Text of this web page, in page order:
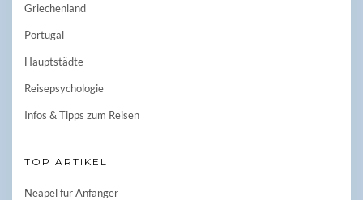
Griechenland
Portugal
Hauptstädte
Reisepsychologie
Infos & Tipps zum Reisen
TOP ARTIKEL
Neapel für Anfänger